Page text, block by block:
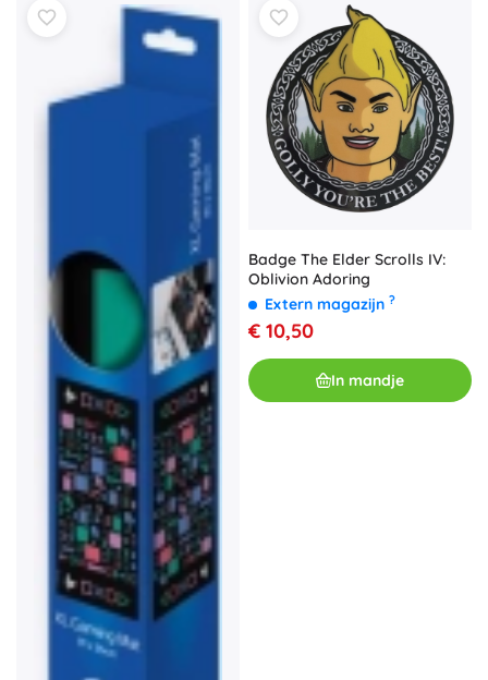
Badge The Elder Scrolls IV:
Oblivion Adoring
Extern magazijn ?
€ 10,50
In mandje